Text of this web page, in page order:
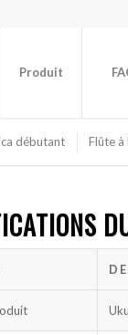
Produit
débutant Flûte à